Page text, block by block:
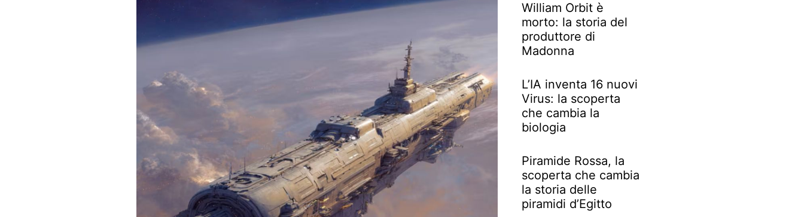
William Orbit è
morto: la storia del
produttore di
Madonna
L’IA inventa 16 nuovi
Virus: la scoperta
che cambia la
biologia
Piramide Rossa, la
scoperta che cambia
la storia delle
piramidi d’Egitto